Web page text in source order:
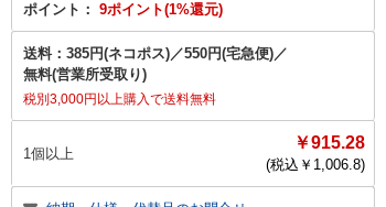
ポイント： 9ポイント(1%還元)
送料： 385円(ネコポス)／550円(宅急便)／
無料(営業所受取り)
税別3,000円以上購入で送料無料
1個以上
￥915.28
(税込￥ 1,006.8)